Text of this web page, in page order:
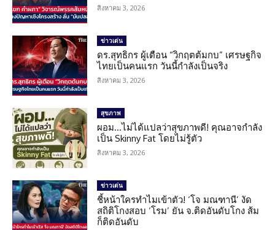
สิงหาคม 3, 2026
ข่าวเด่น
ดร.สุทธิกร ผู้เตือน “วิกฤตต้มกบ” เศรษฐกิจ
ไทยเป็นคนแรก วันนี้กำลังเป็นจริง
สิงหาคม 3, 2026
สุขภาพ
ผอม…ไม่ได้แปลว่าสุขภาพดี! คุณอาจกำลัง
เป็น Skinny Fat โดยไม่รู้ตัว
สิงหาคม 3, 2026
ข่าวเด่น
ชี้หน้าใครทำไมเข้าตัว! ‘โจ มณฑานี’ งัด
สถิติโกงสอบ ‘โรม’ ยัน จ.ติดอันดับโกง ส้ม
ก็ติดอันดับ